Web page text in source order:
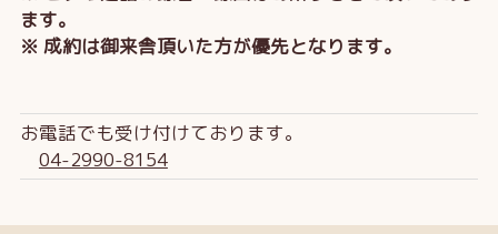
ます。
※ 成約は御来舎頂いた方が優先となります。
お電話でも受け付けております。
04-2990-8154